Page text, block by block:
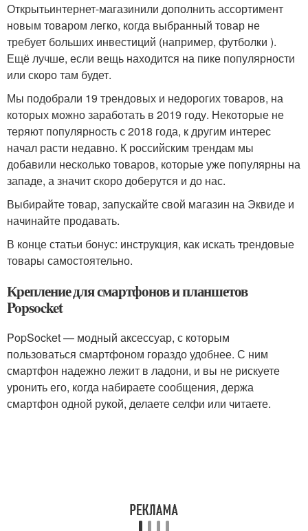
Открытьинтернет-магазинили дополнить ассортимент
новым товаром легко, когда выбранный товар не
требует больших инвестиций (например, футболки ).
Ещё лучше, если вещь находится на пике популярности
или скоро там будет.
Мы подобрали 19 трендовых и недорогих товаров, на
которых можно заработать в 2019 году. Некоторые не
теряют популярность с 2018 года, к другим интерес
начал расти недавно. К российским трендам мы
добавили несколько товаров, которые уже популярны на
западе, а значит скоро доберутся и до нас.
Выбирайте товар, запускайте свой магазин на Эквиде и
начинайте продавать.
В конце статьи бонус: инструкция, как искать трендовые
товары самостоятельно.
Крепление для смартфонов и планшетов
Popsocket
PopSocket — модный аксессуар, с которым
пользоваться смартфоном гораздо удобнее. С ним
смартфон надежно лежит в ладони, и вы не рискуете
уронить его, когда набираете сообщения, держа
смартфон одной рукой, делаете селфи или читаете.